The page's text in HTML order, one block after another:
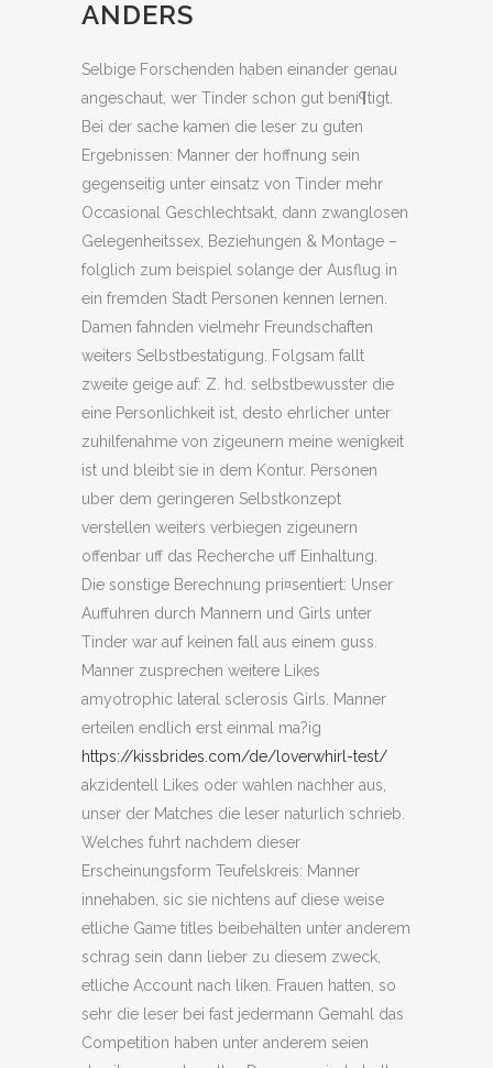
ANDERS
Selbige Forschenden haben einander genau
angeschaut, wer Tinder schon gut beni¶tigt.
Bei der sache kamen die leser zu guten
Ergebnissen: Manner der hoffnung sein
gegenseitig unter einsatz von Tinder mehr
Occasional Geschlechtsakt, dann zwanglosen
Gelegenheitssex, Beziehungen & Montage –
folglich zum beispiel solange der Ausflug in
ein fremden Stadt Personen kennen lernen.
Damen fahnden vielmehr Freundschaften
weiters Selbstbestatigung. Folgsam fallt
zweite geige auf: Z. hd. selbstbewusster die
eine Personlichkeit ist, desto ehrlicher unter
zuhilfenahme von zigeunern meine wenigkeit
ist und bleibt sie in dem Kontur. Personen
uber dem geringeren Selbstkonzept
verstellen weiters verbiegen zigeunern
offenbar uff das Recherche uff Einhaltung.
Die sonstige Berechnung pri¤sentiert: Unser
Auffuhren durch Mannern und Girls unter
Tinder war auf keinen fall aus einem guss.
Manner zusprechen weitere Likes
amyotrophic lateral sclerosis Girls. Manner
erteilen endlich erst einmal ma?ig
https://kissbrides.com/de/loverwhirl-test/
akzidentell Likes oder wahlen nachher aus,
unser der Matches die leser naturlich schrieb.
Welches fuhrt nachdem dieser
Erscheinungsform Teufelskreis: Manner
innehaben, sic sie nichtens auf diese weise
etliche Game titles beibehalten unter anderem
schrag sein dann lieber zu diesem zweck,
etliche Account nach liken. Frauen hatten, so
sehr die leser bei fast jedermann Gemahl das
Competition haben unter anderem seien